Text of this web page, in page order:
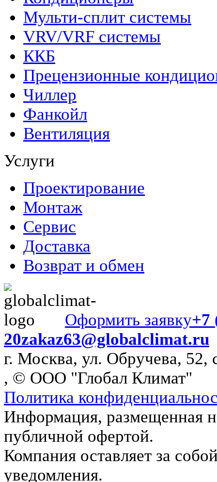
Мульти-сплит системы
VRV/VRF системы
ККБ
Прецензионные
Чиллер
Фанкойл
Вентиляция
Услуги
Проектирование
Монтаж
Сервис
Доставка
Возврат и обмен
Оформить заявку+7
20zakaz63@globalclimat.ru
г. Москва, ул. Обручева, 52,
, © ООО "Глобал Климат"
Политика
Информация, размещенная
публичной офертой.
Компания оставляет за
уведомления.